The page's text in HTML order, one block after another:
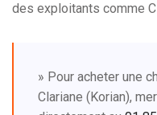
des exploitants comme
» Pour acheter une
Clariane (Korian),